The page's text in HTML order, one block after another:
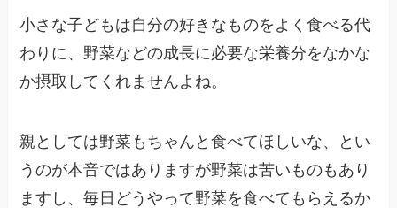
小さな子どもは自分の好きなものをよく食べる代
わりに、野菜などの成長に必要な栄養分をなかな
か摂取してくれませんよね。
親としては野菜もちゃんと食べてほしいな、とい
うのが本音ではありますが野菜は苦いものもあり
ますし、毎日どうやって野菜を食べてもらえるか